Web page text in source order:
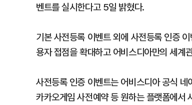
벤트를 실시한다고 5일 밝혔다.
기본 사전등록 이벤트 외에 사전등록 인증
용자 접점을 확대하고 어비스디아만의 세계
사전등록 인증 이벤트는 어비스디아 공식
카카오게임 사전예약 등 원하는 플랫폼에서